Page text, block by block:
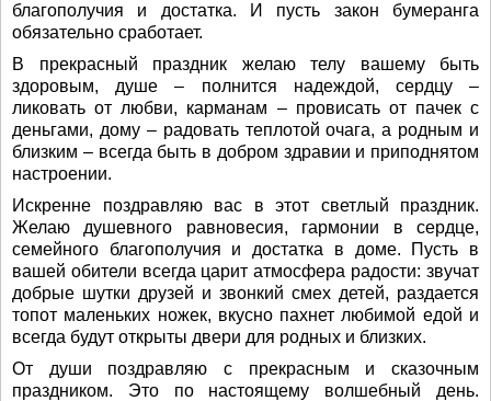
благополучия и достатка. И пусть закон бумеранга
обязательно сработает.
В прекрасный праздник желаю телу вашему быть
здоровым, душе – полнится надеждой, сердцу –
ликовать от любви, карманам – провисать от пачек с
деньгами, дому – радовать теплотой очага, а родным и
близким – всегда быть в добром здравии и приподнятом
настроении.
Искренне поздравляю вас в этот светлый праздник.
Желаю душевного равновесия, гармонии в сердце,
семейного благополучия и достатка в доме. Пусть в
вашей обители всегда царит атмосфера радости: звучат
добрые шутки друзей и звонкий смех детей, раздается
топот маленьких ножек, вкусно пахнет любимой едой и
всегда будут открыты двери для родных и близких.
От души поздравляю с прекрасным и сказочным
праздником. Это по настоящему волшебный день.